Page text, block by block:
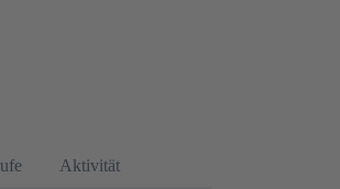
Aktivität